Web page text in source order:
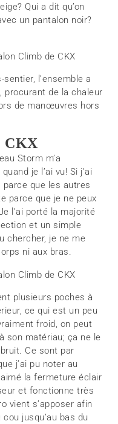
Qui a dit qu’on
un pantalon noir?
l’ensemble a
procurant de la chaleur
de manœuvres hors
CKX
Storm m’a
je l’ai vu! Si j’ai
parce que les autres
parce que je ne peux
l’ai porté la majorité
et un simple
chercher, je ne me
ni aux bras.
plusieurs poches à
ce qui est un peu
froid, on peut
son matériau; ça ne le
Ce sont par
j’ai pu noter au
la fermeture éclair
et fonctionne très
vient s’apposer afin
jusqu’au bas du